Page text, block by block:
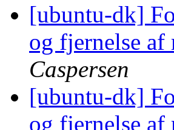
[ubuntu-dk]
og fjernelse
Caspersen
[ubuntu-dk]
og fjernelse